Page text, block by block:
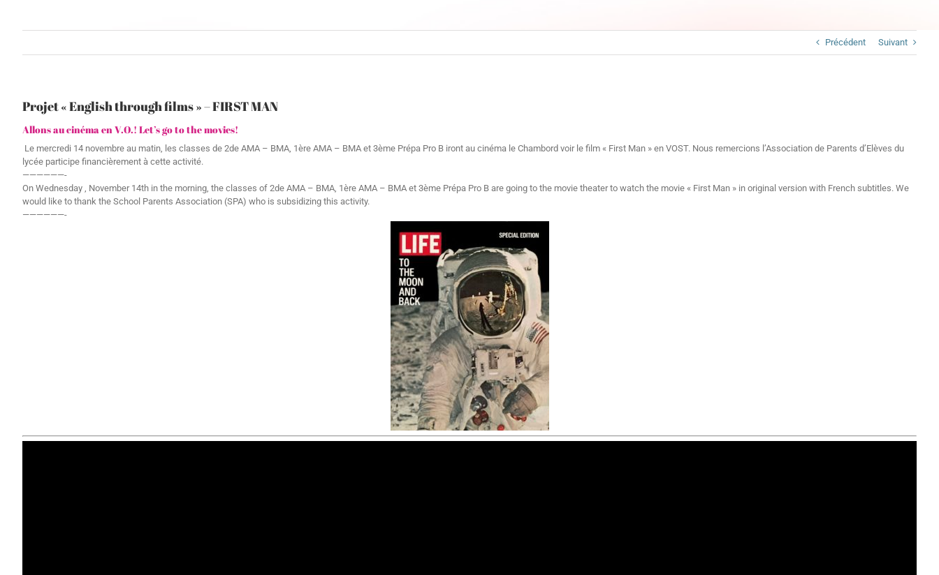
Précédent Suivant
Projet « English through films » – FIRST MAN
Allons au cinéma en V.O.! Let’s go to the movies!
Le mercredi 14 novembre au matin, les classes de 2de AMA – BMA, 1ère AMA – BMA et 3ème Prépa Pro B iront au cinéma le Chambord voir le film « First Man » en VOST. Nous remercions l’Association de Parents d’Elèves du
lycée participe financièrement à cette activité.
——————-
On Wednesday , November 14th in the morning, the classes of 2de AMA – BMA, 1ère AMA – BMA et 3ème Prépa Pro B are going to the movie theater to watch the movie « First Man » in original version with French subtitles. We
would like to thank the School Parents Association (SPA) who is subsidizing this activity.
——————-